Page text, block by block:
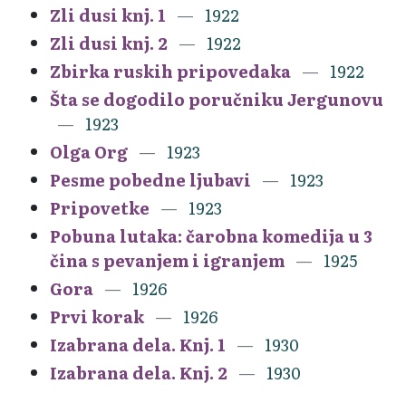
Zli dusi knj. 1
1922
Zli dusi knj. 2
1922
Zbirka ruskih pripovedaka
1922
Šta se dogodilo poručniku Jergunovu
1923
Olga Org
1923
Pesme pobedne ljubavi
1923
Pripovetke
1923
Pobuna lutaka: čarobna komedija u 3
čina s pevanjem i igranjem
1925
Gora
1926
Prvi korak
1926
Izabrana dela. Knj. 1
1930
Izabrana dela. Knj. 2
1930